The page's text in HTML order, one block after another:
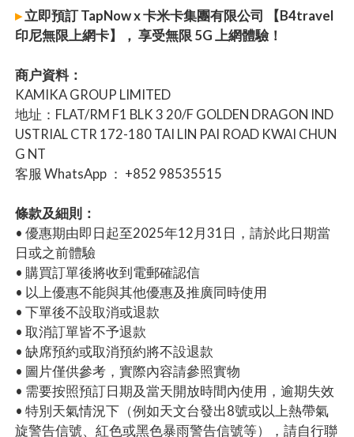
▸立即預訂 TapNow x 卡米卡集團有限公司 【B4travel
印尼無限上網卡】， 享受無限 5G 上網體驗！
商户資料：
KAMIKA GROUP LIMITED
地址：FLAT/RM F1 BLK 3 20/F GOLDEN DRAGON IND
USTRIAL CTR 172-180 TAI LIN PAI ROAD KWAI CHUN
G NT
客服 WhatsApp ： +852 98535515
條款及細則：
• 優惠期由即日起至2025年12月31日，請於此日期當
日或之前體驗
• 購買訂單後將收到電郵確認信
• 以上優惠不能與其他優惠及推廣同時使用
• 下單後不設取消或退款
• 取消訂單皆不予退款
• 缺席預約或取消預約將不設退款
• 圖片僅供參考，實際內容請參照實物
• 需要按照預訂日期及當天開放時間內使用，逾期失效
• 特別天氣情況下（例如天文台發出8號或以上熱帶氣
旋警告信號、紅色或黑色暴雨警告信號等），請自行聯